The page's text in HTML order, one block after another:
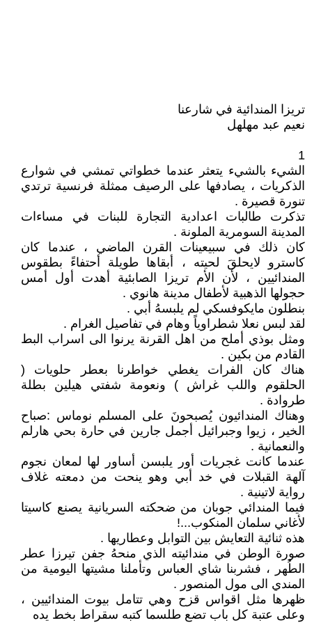
تريزا المندائية في شارعنا
نعيم عبد مهلهل
1
الشيء بالشيء يتعثر عندما خطواتي تمشي في شوارع
الذكريات ، يصادفها على الرصيف ممثلة فرنسية ترتدي
تنورة قصيرة .
تذكرت طالبات اعدادية التجارة للبنات في مساءات
المدينة السومرية الملونة .
كان ذلك في سبيعينات القرن الماضي ، عندما كان
كاسترو لايحلقَ لحيته ، أبقاها طويلة أحتفاءً بطقوس
المندائيين ، لأن الأم تريزا الصابئية أهدت أول أمس
حجولها الذهبية لأطفال مدينة هانوي .
بنطلون مايكوفسكي لم يلبسهُ أبي .
لقد لبس نعلا شطراوياً وهام في تفاصيل الغرام .
ومثل بوذي أملح من اهل القرنة يرنوا الى اسراب البط
القادم من بكين .
هناك كان الفرات يغطي خواطرنا بعطر حلويات (
الحلقوم واللب غراش ) ونعومة شفتي هيلين بطلة
طروادة .
وهناك المندائيون يُصبحونَ على المسلم نوماس :صباح
الخير ، زيوا وجبرائيل أجمل جارين في حارة بحي هارلم
والنعمانية .
عندما كانت غجريات أور يلبسن أساور لها لمعان نجوم
آلهة القبلات في خد أبي وهو ينحت من دمعته غلاف
رواية لاتينية .
فيما المندائي جوبان من ضحكته السريانية يصنع كاسيتا
لأغاني سلمان المنكوب...!
هذه ثنائية التعايش بين التوابل وعطاريها .
صورة الوطن في مندائيته الذي منحهُ جفن تيرزا عطر
الطُهر ، فشربنا شاي العباس وتأملنا مشيتها اليومية من
المندي الى مول المنصور .
ظهرها مثل اقواس قزح وهي تتامل بيوت المندائيين ،
وعلى عتبة كل باب تضع طلسما كتبه سقراط بخط يده